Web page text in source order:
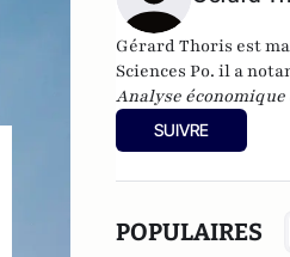
Gérard Thoris est
Sciences Po. il a
Analyse économique
Armand Colin, 1997),
Antheios et publie
finances publiques
SUIVRE
POPULAIRES